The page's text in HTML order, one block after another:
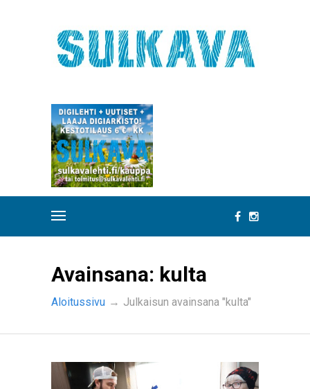
Avainsana: kulta
Aloitussivu → Julkaisun avainsana "kulta"